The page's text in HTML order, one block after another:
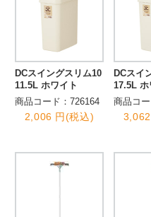
DCスイングスリム10
11.5L ホワイト
商品コード：726164
2,006 円(税込)
DCスイ
17.5L ホ
商品コ